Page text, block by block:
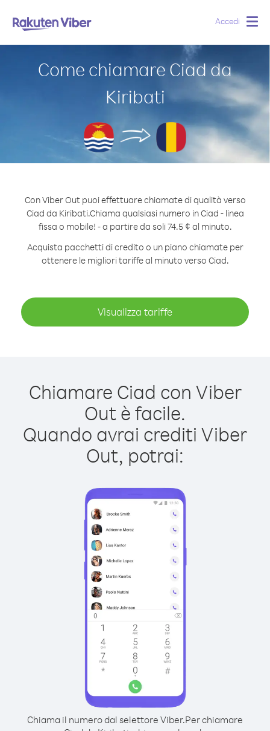
Accedi
Come chiamare Ciad da
Kiribati
Con Viber Out puoi effettuare chiamate di qualità verso
Ciad da Kiribati.Chiama qualsiasi numero in Ciad - linea
fissa o mobile! - a partire da soli 74.5 ¢ al minuto.
Acquista pacchetti di credito o un piano chiamate per
ottenere le migliori tariffe al minuto verso Ciad.
Visualizza tariffe
Chiamare Ciad con Viber
Out è facile.
Quando avrai crediti Viber
Out, potrai:
Chiama il numero dal selettore Viber.Per chiamare